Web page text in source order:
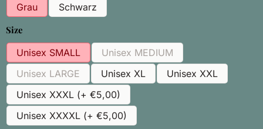
Grau
Schwarz
Eine Auswahl treffen für
Size
Unisex SMALL
Unisex MEDIUM
Unisex LARGE
Unisex XL
Unisex XXL
Unisex XXXL (+ €5,00)
Unisex XXXXL (+ €5,00)